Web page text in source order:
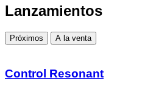
Lanzamientos
Próximos A la venta
Control Resonant